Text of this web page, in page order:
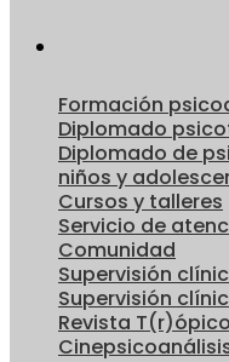
Formación
Diplomado
Diplomado de
niños y
Cursos y talleres
Servicio de
Comunidad
Supervisión
Supervisión
Revista